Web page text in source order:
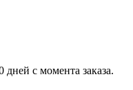
дней с момента заказа.